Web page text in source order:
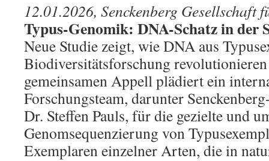
12.01.2026, Senckenberg Gesellschaft
Typus-Genomik: DNA-Schatz in der
Neue Studie zeigt, wie DNA aus
Biodiversitätsforschung
gemeinsamen Appell plädiert ein
Forschungsteam, darunter
Dr. Steffen Pauls, für die gezielte und
Genomsequenzierung von
Exemplaren einzelner Arten, die in